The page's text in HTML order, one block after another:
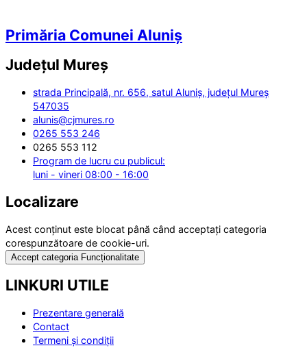
Primăria Comunei Aluniș
Județul Mureș
strada Principală, nr. 656, satul Aluniș, județul Mureș
547035
alunis@cjmures.ro
0265 553 246
0265 553 112
Program de lucru cu publicul:
luni - vineri 08:00 - 16:00
Localizare
Acest conținut este blocat până când acceptați categoria
corespunzătoare de cookie-uri.
Accept categoria Funcționalitate
LINKURI UTILE
Prezentare generală
Contact
Termeni și condiții